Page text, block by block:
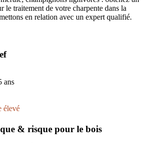
le traitement de votre charpente dans la
en relation avec un expert qualifié.
ans
élevé
& risque pour le bois